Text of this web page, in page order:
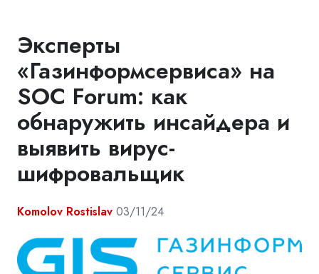
Эксперты
«Газинформсервиса» на
SOC Forum: как
обнаружить инсайдера и
выявить вирус-
шифровальщик
Komolov Rostislav 03/11/24